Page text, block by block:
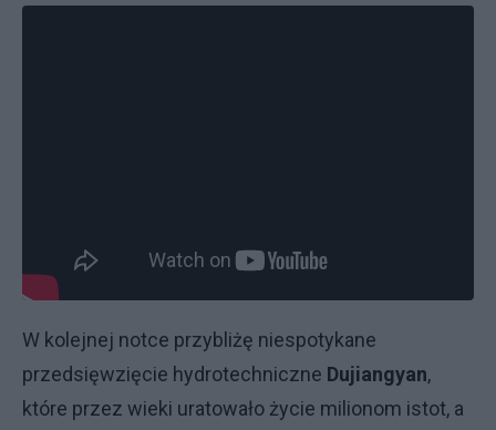
W kolejnej notce przybliżę niespotykane
przedsięwzięcie hydrotechniczne Dujiangyan,
które przez wieki uratowało życie milionom istot, a